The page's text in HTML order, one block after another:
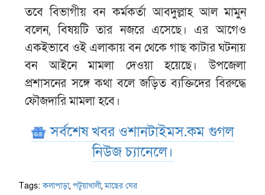
তবে বিভাগীয় বন কর্মকর্তা আবদুল্লাহ আল মামুন
বলেন, বিষয়টি তার নজরে এসেছে। এর আগেও
একইভাবে ওই এলাকায় বন থেকে গাছ কাটার ঘটনায়
বন আইনে মামলা দেওয়া হয়েছে। উপজেলা
প্রশাসনের সঙ্গে কথা বলে জড়িত ব্যক্তিদের বিরুদ্ধে
ফৌজদারি মামলা হবে।
সর্বশেষ খবর ওশানটাইমস.কম গুগল
নিউজ চ্যানেলে।
Tags:কলাপাড়া,পটুয়াখালী,মাছের ঘের